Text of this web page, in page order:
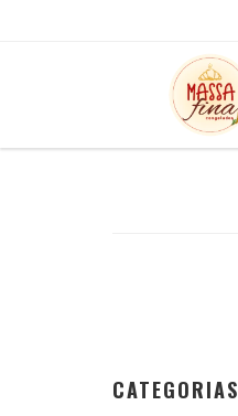
CATEGORIAS